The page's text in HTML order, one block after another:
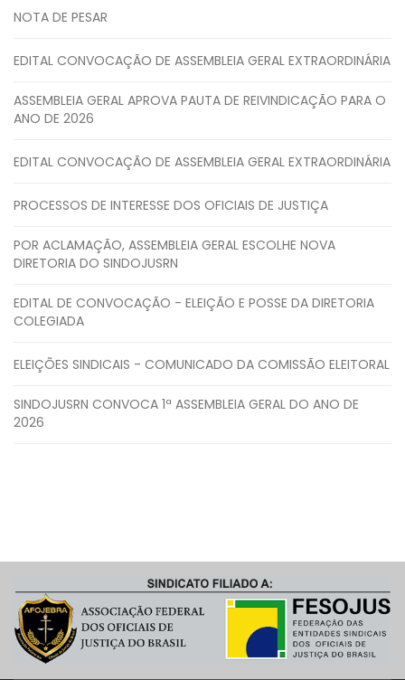
NOTA DE PESAR
EDITAL CONVOCAÇÃO DE ASSEMBLEIA GERAL EXTRAORDINÁRIA
ASSEMBLEIA GERAL APROVA PAUTA DE REIVINDICAÇÃO PARA O
ANO DE 2026
EDITAL CONVOCAÇÃO DE ASSEMBLEIA GERAL EXTRAORDINÁRIA
PROCESSOS DE INTERESSE DOS OFICIAIS DE JUSTIÇA
POR ACLAMAÇÃO, ASSEMBLEIA GERAL ESCOLHE NOVA
DIRETORIA DO SINDOJUSRN
EDITAL DE CONVOCAÇÃO - ELEIÇÃO E POSSE DA DIRETORIA
COLEGIADA
ELEIÇÕES SINDICAIS - COMUNICADO DA COMISSÃO ELEITORAL
SINDOJUSRN CONVOCA 1ª ASSEMBLEIA GERAL DO ANO DE
2026